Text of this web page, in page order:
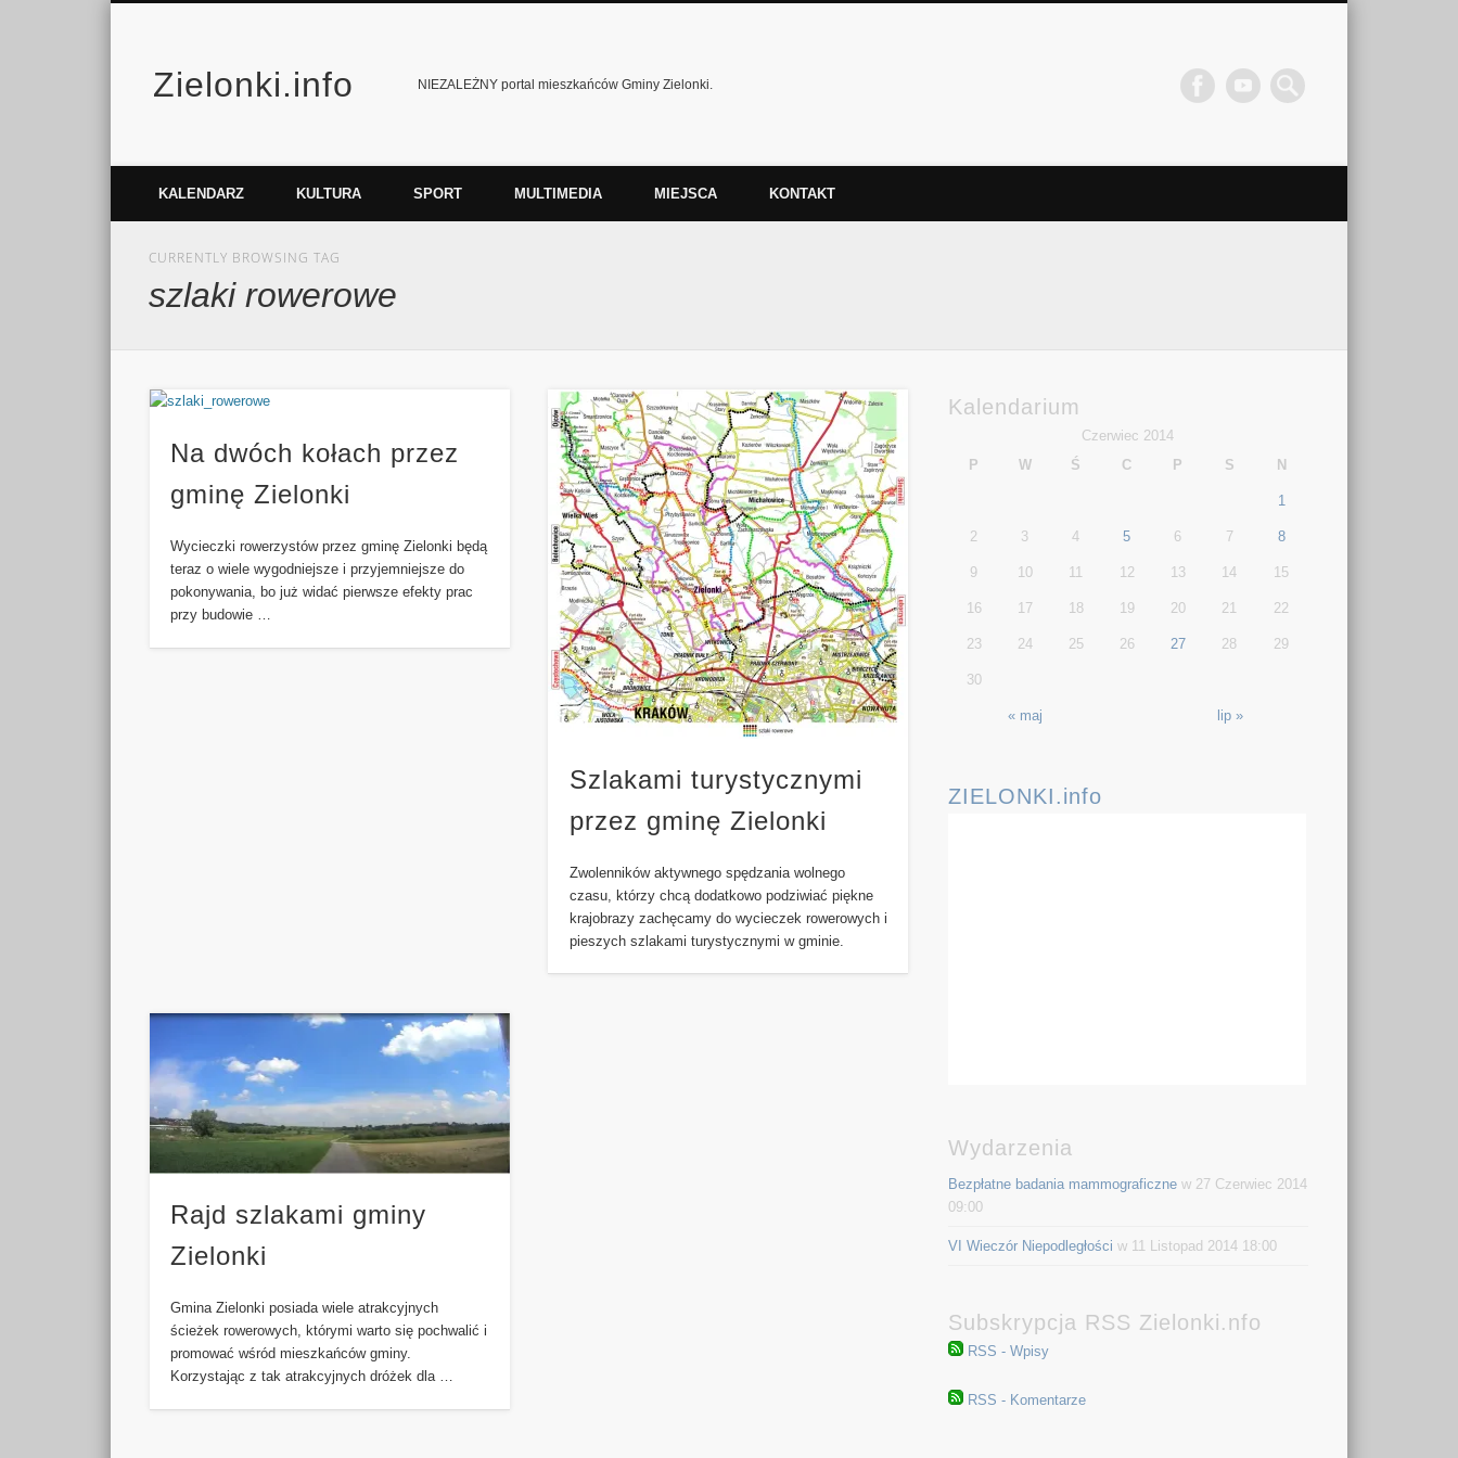
Zielonki.info NIEZALEŻNY portal mieszkańców Gminy Zielonki.
FacebookVimeo
KALENDARZ KULTURA SPORT MULTIMEDIA MIEJSCA KONTAKT
CURRENTLY BROWSING TAG
szlaki rowerowe
Na dwóch kołach przez
gminę Zielonki
Wycieczki rowerzystów przez gminę Zielonki będą
teraz o wiele wygodniejsze i przyjemniejsze do
pokonywania, bo już widać pierwsze efekty prac
przy budowie …
Szlakami turystycznymi
przez gminę Zielonki
Zwolenników aktywnego spędzania wolnego
czasu, którzy chcą dodatkowo podziwiać piękne
krajobrazy zachęcamy do wycieczek rowerowych i
pieszych szlakami turystycznymi w gminie.
Rajd szlakami gminy
Zielonki
Gmina Zielonki posiada wiele atrakcyjnych
ścieżek rowerowych, którymi warto się pochwalić i
promować wśród mieszkańców gminy.
Korzystając z tak atrakcyjnych dróżek dla …
Kalendarium
Czerwiec 2014
P
W Ś C P S N
« maj lip »
1
2 3 4 5 6 7 8
9 10 11 12 13 14 15
16 17 18 19 20 21 22
23 24 25 26 27 28 29
30
ZIELONKI.info
Wydarzenia
Bezpłatne badania mammograficzne w 27 Czerwiec 2014
09:00
VI Wieczór Niepodległości w 11 Listopad 2014 18:00
Subskrypcja RSS Zielonki.nfo
RSS - Wpisy
RSS - Komentarze